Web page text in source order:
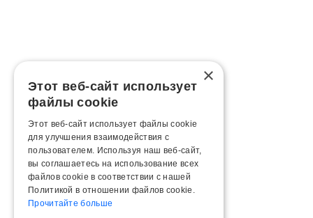
×
Этот веб-сайт использует
файлы cookie
Этот веб-сайт использует файлы cookie
для улучшения взаимодействия с
пользователем. Используя наш веб-сайт,
вы соглашаетесь на использование всех
файлов cookie в соответствии с нашей
Политикой в ​​отношении файлов cookie.
Прочитайте больше